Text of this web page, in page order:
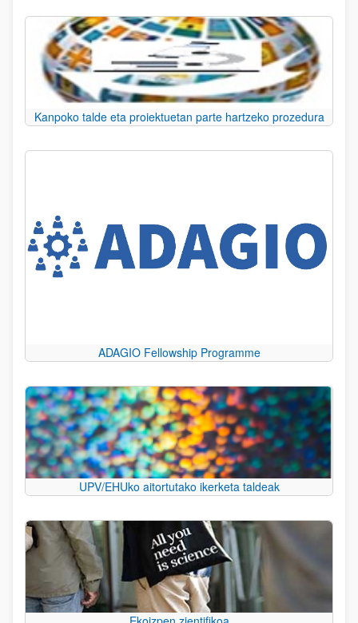
Kanpoko talde eta proiektuetan parte hartzeko prozedura
ADAGIO Fellowship Programme
UPV/EHUko aitortutako ikerketa taldeak